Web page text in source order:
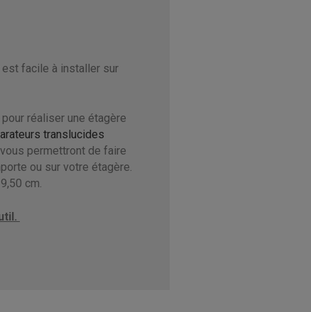
facile à installer sur
pour réaliser une étagère
translucides
permettront de faire
ou sur votre étagère.
cm.